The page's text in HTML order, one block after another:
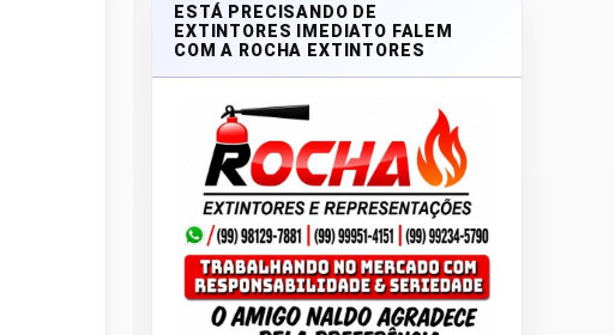
ESTÁ PRECISANDO DE
EXTINTORES IMEDIATO FALEM
COM A ROCHA EXTINTORES